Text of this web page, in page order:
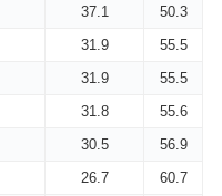
37.1
50.3
31.9
55.5
31.9
55.5
31.8
55.6
30.5
56.9
26.7
60.7